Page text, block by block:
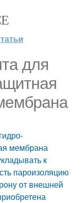
для
мембрана
к
пароизоляцию
от внешней